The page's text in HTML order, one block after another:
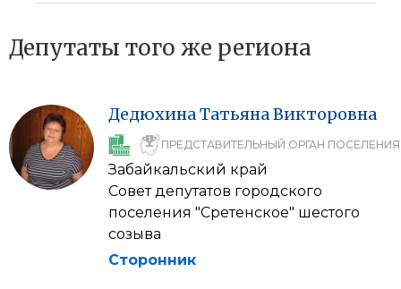
Депутаты того же региона
ДедюхинаТатьянаВикторовна
ПРЕДСТАВИТЕЛЬНЫЙ ОРГАН ПОСЕЛЕНИЯ
Забайкальский край
Совет депутатов городского
поселения "Сретенское" шестого
созыва
Сторонник